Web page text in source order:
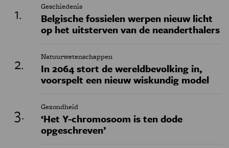
Geschiedenis
Belgische fossielen werpen nieuw licht
op het uitsterven van de neanderthalers
Natuurwetenschappen
In 2064 stort de wereldbevolking in,
voorspelt een nieuw wiskundig model
Gezondheid
‘Het Y-chromosoom is ten dode
opgeschreven’